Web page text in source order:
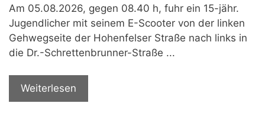
Am 05.08.2026, gegen 08.40 h, fuhr ein 15-jähr.
Jugendlicher mit seinem E-Scooter von der linken
Gehwegseite der Hohenfelser Straße nach links in
die Dr.-Schrettenbrunner-Straße ...
Weiterlesen